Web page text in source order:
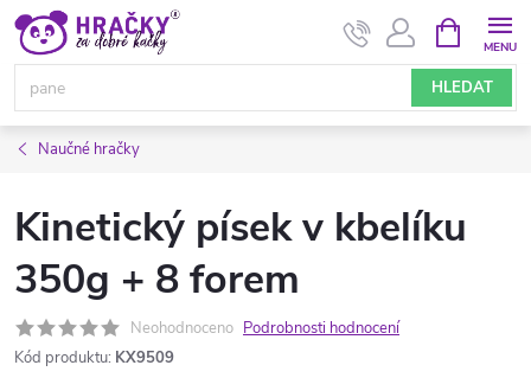
Přejít
obsah
HLEDAT
NÁKUPNÍ
KOŠÍK
Naučné hračky
Kinetický písek v kbelíku
350g + 8 forem
Neohodnoceno Podrobnosti hodnocení
Kód produktu: KX9509